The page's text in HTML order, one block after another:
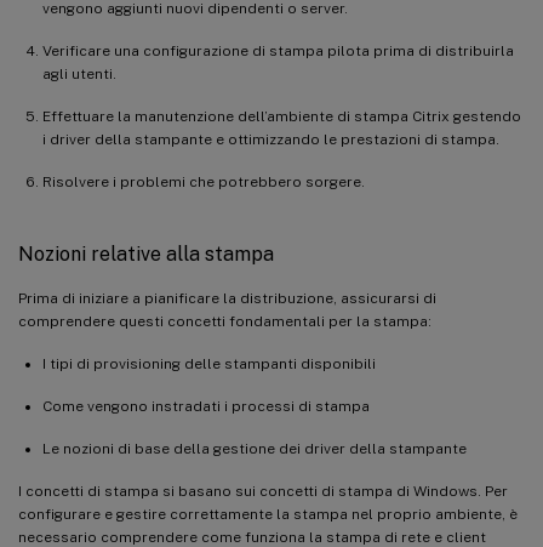
vengono aggiunti nuovi dipendenti o server.
Verificare una configurazione di stampa pilota prima di distribuirla
agli utenti.
Effettuare la manutenzione dell’ambiente di stampa Citrix gestendo
i driver della stampante e ottimizzando le prestazioni di stampa.
Risolvere i problemi che potrebbero sorgere.
Nozioni relative alla stampa
Prima di iniziare a pianificare la distribuzione, assicurarsi di
comprendere questi concetti fondamentali per la stampa:
I tipi di provisioning delle stampanti disponibili
Come vengono instradati i processi di stampa
Le nozioni di base della gestione dei driver della stampante
I concetti di stampa si basano sui concetti di stampa di Windows. Per
configurare e gestire correttamente la stampa nel proprio ambiente, è
necessario comprendere come funziona la stampa di rete e client